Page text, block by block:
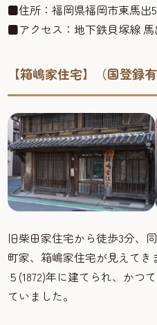
■住所：福岡県福岡市東馬出
■アクセス：地下鉄貝塚線
【箱嶋家住宅】（国登録
旧柴田家住宅から徒歩3分、
町家、箱嶋家住宅が見えて
５(1872)年に建てられ、かつ
ていました。